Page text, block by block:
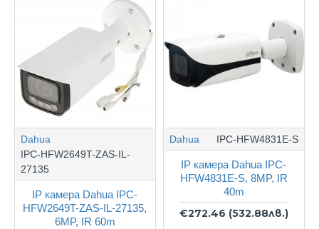
Dahua
IPC-HFW2649T-ZAS-IL-
27135
IP камера Dahua IPC-
HFW2649T-ZAS-IL-27135,
6MP, IR 60m
Dahua IPC-HFW4831E-S
IP камера Dahua IPC-
HFW4831E-S, 8MP, IR
40m
€272.46 (532.88лв.)